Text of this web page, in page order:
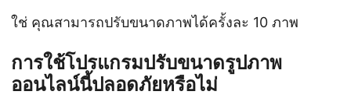
ใช่ คุณสามารถปรับขนาดภาพได้ครั้งละ 10 ภาพ
การใช้โปรแกรมปรับขนาดรูปภาพ
ออนไลน์นี้ปลอดภัยหรือไม่